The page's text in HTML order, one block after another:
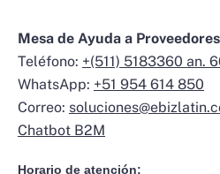
Mesa de Ayuda a
Teléfono: +(511) 5183360 an.
WhatsApp: +51 954 614 850
Correo:
Chatbot B2M
Horario de atención: